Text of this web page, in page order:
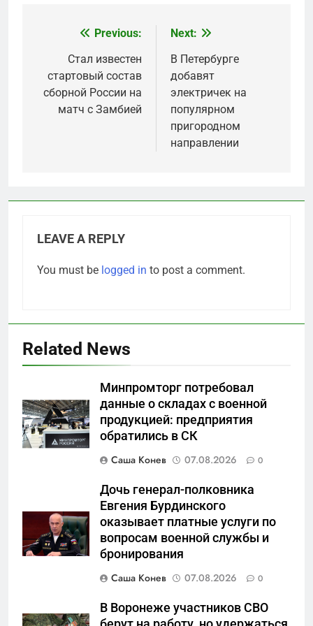
navigation
Previous:
Стал известен
стартовый состав
сборной России на
матч с Замбией
Next:
В Петербурге
добавят
электричек на
популярном
пригородном
направлении
LEAVE A REPLY
You must be logged in to post a comment.
Related News
Минпромторг потребовал
данные о складах с военной
продукцией: предприятия
обратились в СК
Саша Конев
07.08.2026 0
Дочь генерал-полковника
Евгения Бурдинского
оказывает платные услуги по
вопросам военной службы и
бронирования
Саша Конев
07.08.2026 0
В Воронеже участников СВО
5
Что происходит в
калининградском анклаве:
защиты Отечества»
6
«500-тонный беспилотник»
или очередная показуха? Что
скрывает российский ВМФ
Перезагрузка в Удмуртии: